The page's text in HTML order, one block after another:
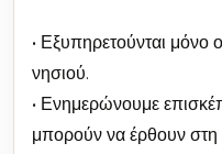
• Εξυπηρετούνται μόνο
νησιού.
• Ενημερώνουμε
μπορούν να έρθουν στη